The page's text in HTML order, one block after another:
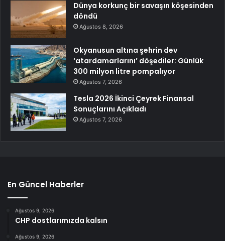
Dünya korkunç bir savaşın köşesinden
döndü
Ağustos 8, 2026
Okyanusun altına şehrin dev
‘atardamarlarını’ döşediler: Günlük
300 milyon litre pompalıyor
Ağustos 7, 2026
Tesla 2026 İkinci Çeyrek Finansal
Sonuçlarını Açıkladı
Ağustos 7, 2026
En Güncel Haberler
Ağustos 9, 2026
CHP dostlarımızda kalsın
Ağustos 9, 2026